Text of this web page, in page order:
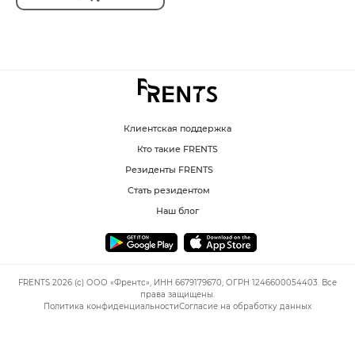
Клиентская поддержка
Кто такие FRENTS
Резиденты FRENTS
Стать резидентом
Наш блог
FRENTS 2026 (c) ООО «Френтс», ИНН 6679179670, ОГРН 1246600054403. Все
права защищены.
Политика конфиденциальностиСогласие на обработку данных